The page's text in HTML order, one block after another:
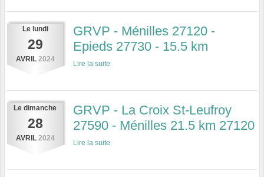
Le lundi
29
AVRIL 2024
GRVP - Ménilles 27120 -
Epieds 27730 - 15.5 km
Lire la suite
Le dimanche
28
AVRIL 2024
GRVP - La Croix St-Leufroy
27590 - Ménilles 21.5 km 27120
Lire la suite